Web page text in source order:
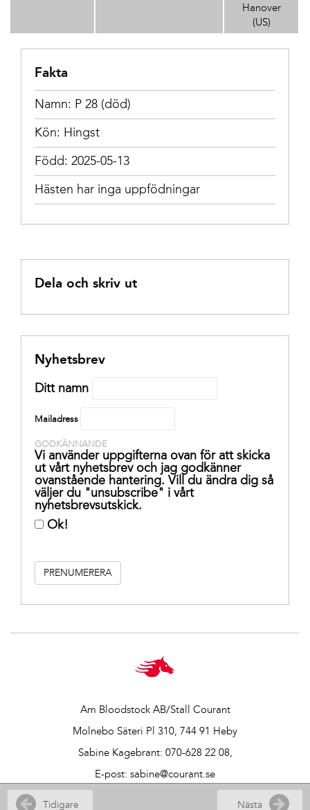
Hanover
(US)
Fakta
Namn: P 28 (död)
Kön: Hingst
Född: 2025-05-13
Hästen har inga uppfödningar
Dela och skriv ut
Nyhetsbrev
Ditt namn
Mailadress
GODKÄNNANDE
Vi använder uppgifterna ovan för att skicka
ut vårt nyhetsbrev och jag godkänner
ovanstående hantering. Vill du ändra dig så
väljer du "unsubscribe" i vårt
nyhetsbrevsutskick.
Ok!
Am Bloodstock AB/Stall Courant
Molnebo Säteri Pl 310, 744 91 Heby
Sabine Kagebrant: 070-628 22 08,
E-post: sabine@courant.se